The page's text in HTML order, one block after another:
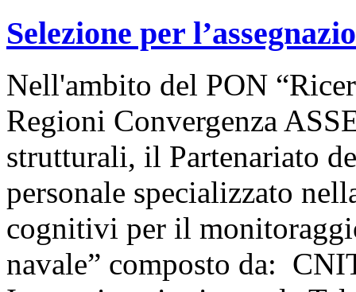
Selezione per
Nell'ambito del PON
Regioni Convergenza
strutturali, il Partenariato
personale specializzato
cognitivi per il
navale” composto da: